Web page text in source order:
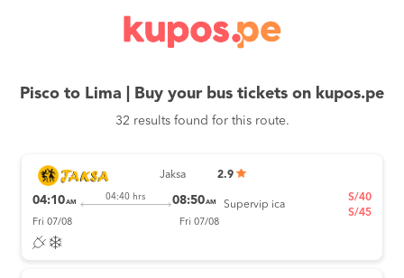
Pisco to Lima | Buy your bus tickets on kupos.pe
32 results found for this route.
Jaksa 2.9
04:10AM
04:40 hrs 08:50AM
Fri 07/08 Fri 07/08
Supervip ica
S/40
S/45